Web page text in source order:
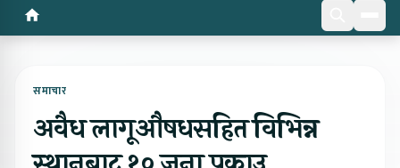
समाचार
अवैध लागूऔषधसहित विभिन्न